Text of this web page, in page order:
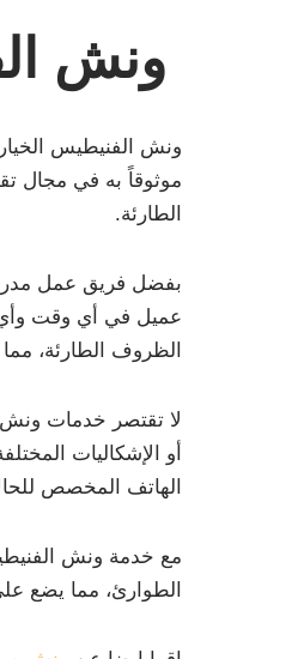
ونش
ونش الفنيطيس
موثوقاً به في مجال
الطارئة.
بفضل فريق عمل
عميل في أي وقت
الظروف الطارئة،
لا تقتصر خدمات
أو الإشكاليات
الهاتف المخصص للحالات الطارئة 55800538
مع خدمة ونش
الطوارئ، مما يضع